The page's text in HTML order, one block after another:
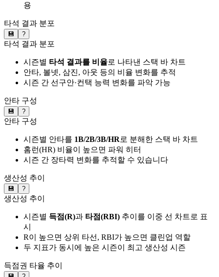
용
타석 결과 분포
💾 ?
타석 결과 분포
시즌별 타석 결과를 비율로 나타낸 스택 바 차트
안타, 볼넷, 삼진, 아웃 등의 비율 변화를 추적
시즌 간 선구안·컨택 능력 변화를 파악 가능
안타 구성
💾 ?
안타 구성
시즌별 안타를 1B/2B/3B/HR로 분해한 스택 바 차트
홈런(HR) 비율이 높으면 파워 히터
시즌 간 장타력 변화를 추적할 수 있습니다
생산성 추이
💾 ?
생산성 추이
시즌별 득점(R)과 타점(RBI) 추이를 이중 선 차트로 표
시
R이 높으면 상위 타선, RBI가 높으면 클린업 역할
두 지표가 동시에 높은 시즌이 최고 생산성 시즌
득점권 타율 추이